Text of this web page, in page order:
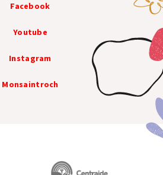
Facebook
Youtube
Instagram
Monsaintroch